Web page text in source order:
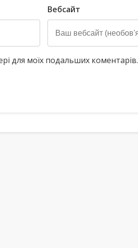
Вебсайт
для моїх подальших коментарів.